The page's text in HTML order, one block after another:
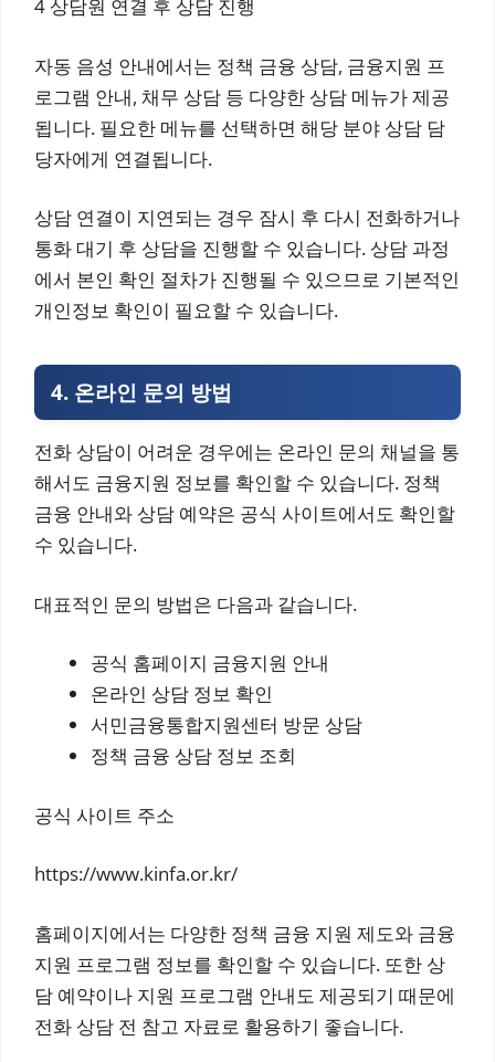
4 상담원 연결 후 상담 진행
자동 음성 안내에서는 정책 금융 상담, 금융지원 프
로그램 안내, 채무 상담 등 다양한 상담 메뉴가 제공
됩니다. 필요한 메뉴를 선택하면 해당 분야 상담 담
당자에게 연결됩니다.
상담 연결이 지연되는 경우 잠시 후 다시 전화하거나
통화 대기 후 상담을 진행할 수 있습니다. 상담 과정
에서 본인 확인 절차가 진행될 수 있으므로 기본적인
개인정보 확인이 필요할 수 있습니다.
4. 온라인 문의 방법
전화 상담이 어려운 경우에는 온라인 문의 채널을 통
해서도 금융지원 정보를 확인할 수 있습니다. 정책
금융 안내와 상담 예약은 공식 사이트에서도 확인할
수 있습니다.
대표적인 문의 방법은 다음과 같습니다.
공식 홈페이지 금융지원 안내
온라인 상담 정보 확인
서민금융통합지원센터 방문 상담
정책 금융 상담 정보 조회
공식 사이트 주소
https://www.kinfa.or.kr/
홈페이지에서는 다양한 정책 금융 지원 제도와 금융
지원 프로그램 정보를 확인할 수 있습니다. 또한 상
담 예약이나 지원 프로그램 안내도 제공되기 때문에
전화 상담 전 참고 자료로 활용하기 좋습니다.